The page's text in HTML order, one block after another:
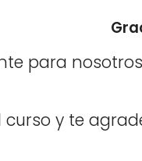
para
curso y te